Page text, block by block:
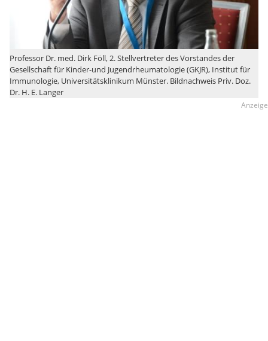
Professor Dr. med. Dirk Föll, 2. Stellvertreter des Vorstandes der
Gesellschaft für Kinder-und Jugendrheumatologie (GKJR), Institut für
Immunologie, Universitätsklinikum Münster. Bildnachweis Priv. Doz.
Dr. H. E. Langer